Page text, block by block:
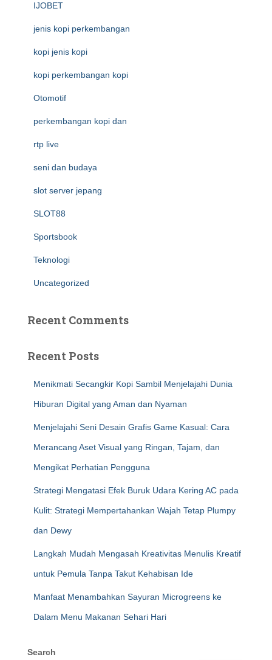
IJOBET
jenis kopi perkembangan
kopi jenis kopi
kopi perkembangan kopi
Otomotif
perkembangan kopi dan
rtp live
seni dan budaya
slot server jepang
SLOT88
Sportsbook
Teknologi
Uncategorized
Recent Comments
Recent Posts
Menikmati Secangkir Kopi Sambil Menjelajahi Dunia
Hiburan Digital yang Aman dan Nyaman
Menjelajahi Seni Desain Grafis Game Kasual: Cara
Merancang Aset Visual yang Ringan, Tajam, dan
Mengikat Perhatian Pengguna
Strategi Mengatasi Efek Buruk Udara Kering AC pada
Kulit: Strategi Mempertahankan Wajah Tetap Plumpy
dan Dewy
Langkah Mudah Mengasah Kreativitas Menulis Kreatif
untuk Pemula Tanpa Takut Kehabisan Ide
Manfaat Menambahkan Sayuran Microgreens ke
Dalam Menu Makanan Sehari Hari
Search